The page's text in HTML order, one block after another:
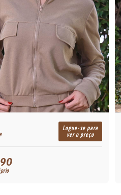
Logue-se para
ver o preço